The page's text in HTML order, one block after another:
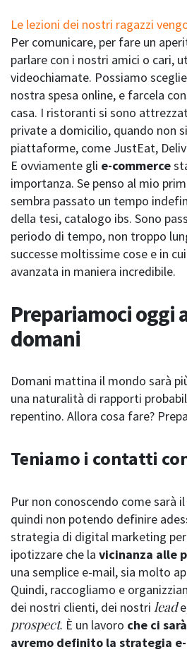
Le lezioni dei nostri ragazzi
Per comunicare, per fare un
parlare con i nostri amici o cari,
videochiamate. Possiamo
nostra spesa online, e farcela
casa. I ristoranti si sono
private a domicilio, quando non
piattaforme, come JustEat,
E ovviamente gli e-commerce
importanza. Se penso al mio
sembra passato un tempo
della tesi, catalogo ibs. Sono
periodo di tempo, non troppo
successe moltissime cose e in
avanzata in maniera incredibile.
Prepariamoci oggi
domani
Domani mattina il mondo sarà
una naturalità di rapporti
repentino. Allora cosa fare?
Teniamo i contatti
Pur non conoscendo come sarà
quindi non potendo definire
strategia di digital marketing
ipotizzare che la vicinanza alle
una semplice e-mail, sia molto
Quindi, raccogliamo e
dei nostri clienti, dei nostri lead
prospect. È un lavoro che ci
avremo definito la strategia